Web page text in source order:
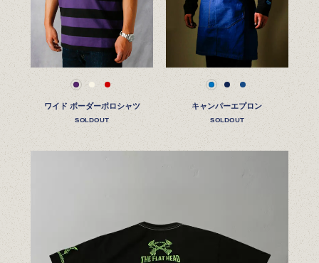
ワイド ボーダーポロシャツ
SOLDOUT
キャンパーエプロン
SOLDOUT